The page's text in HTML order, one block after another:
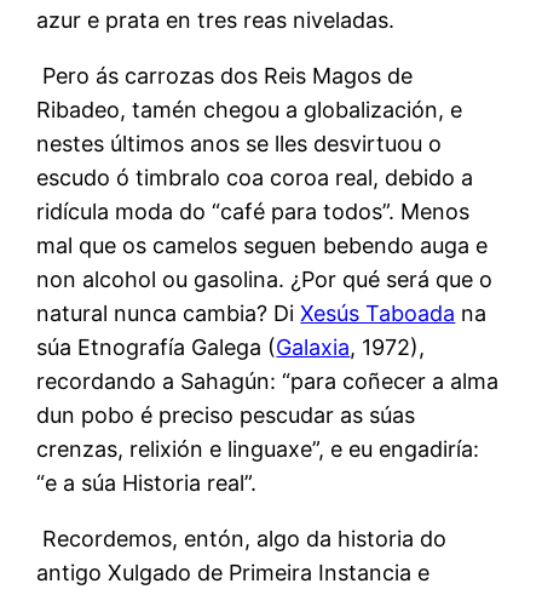
azur e prata en tres reas niveladas.
Pero ás carrozas dos Reis Magos de
Ribadeo, tamén chegou a globalización, e
nestes últimos anos se lles desvirtuou o
escudo ó timbralo coa coroa real, debido a
ridícula moda do “café para todos”. Menos
mal que os camelos seguen bebendo auga e
non alcohol ou gasolina. ¿Por qué será que o
natural nunca cambia? DiXesús Taboada na
súa Etnografía Galega (Galaxia, 1972),
recordando a Sahagún: “para coñecer a alma
dun pobo é preciso pescudar as súas
crenzas, relixión e linguaxe”, e eu engadiría:
“e a súa Historia real”.
Recordemos, entón, algo da historia do
antigo Xulgado de Primeira Instancia e